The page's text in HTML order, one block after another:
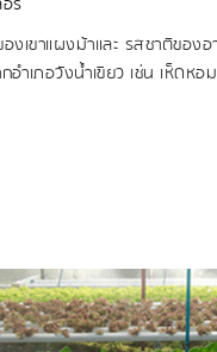
รี
งเขาแผงม้าและ รสชาติขอ
กอำเภอวังน้ำเขียว เช่น เห็ด